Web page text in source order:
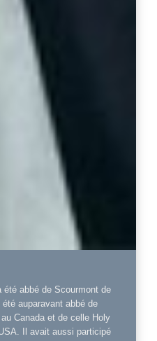
été abbé de Scourmont de
auparavant abbé de
Canada et de celle Holy
Il avait aussi participé